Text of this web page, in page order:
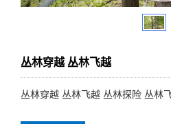
丛林穿越 丛林飞越
丛林穿越 丛林飞越 丛林探险 丛林